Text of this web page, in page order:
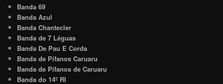
Banda 69
Banda Azul
Banda Chantecler
Banda de 7 Léguas
Banda De Pau E Corda
Banda de Pífanos Caruaru
Banda de Pífanos de Caruaru
Banda do 14º RI